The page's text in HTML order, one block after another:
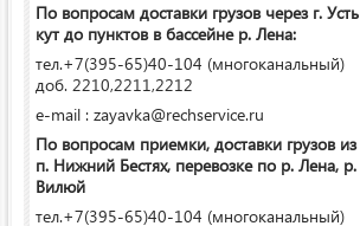
По вопросам доставки грузов через г. Усть
кут до пунктов в бассейне р. Лена:
тел.+7(395-65)40-104 (многоканальный)
доб. 2210,2211,2212
e-mail : zayavka@rechservice.ru
По вопросам приемки, доставки грузов из
п. Нижний Бестях, перевозке по р. Лена, р.
Вилюй
тел.+7(395-65)40-104 (многоканальный)